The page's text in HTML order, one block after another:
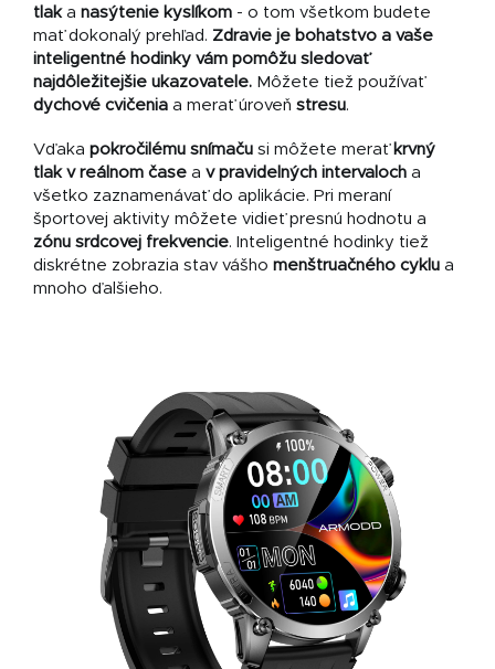
tlaka nasýtenie kyslíkom - o tom všetkom budete
mať dokonalý prehľad. Zdravie je bohatstvo a vaše
inteligentné hodinky vám pomôžu sledovať
najdôležitejšie ukazovatele. Môžete tiež používať
dychové cvičenia a merať úroveň stresu.
Vďaka pokročilému snímaču si môžete merať krvný
tlak v reálnom čase a v pravidelných intervaloch a
všetko zaznamenávať do aplikácie. Pri meraní
športovej aktivity môžete vidieť presnú hodnotu a
zónu srdcovej frekvencie. Inteligentné hodinky tiež
diskrétne zobrazia stav vášho menštruačného cyklu a
mnoho ďalšieho.